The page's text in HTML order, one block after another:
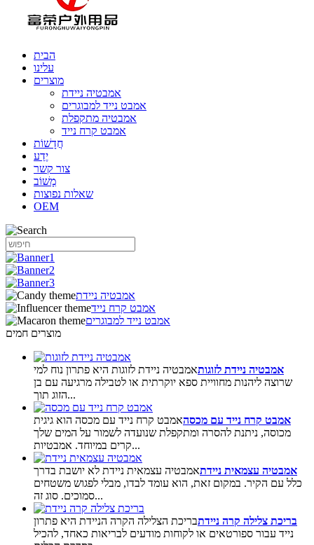
הבית
עלינו
מוצרים
אמבטיה ניידת
אמבט נייד למבוגרים
אמבטיה מתקפלת
אמבט קרח נייד
חֲדָשׁוֹת
יֶדַע
צור קשר
מָשׁוֹב
שאלות נפוצות
OEM
אמבטיה ניידת
אמבט קרח נייד
אמבט נייד למבוגרים
מוצרים חמים
אמבטיה ניידת לזוגותאמבטיה ניידת לזוגות היא פתרון נוח למי
שרוצה ליהנות מחוויית ספא ​​יוקרתית או לטבילה מרגיעה עם בן
הזוג תוך...
אמבט קרח נייד עם מכסהאמבט קרח נייד עם מכסה הוא גיגית
מכוסה, ניתנת להסרה ומתקפלת שנועדה לשמור על המים שלך
קרים במיוחד. אמבטיות...
אמבטיה עצמאית ניידתאמבטיה עצמאית ניידת לא יושבת בדרך
כלל עם הקיר. במקום זאת, הוא עומד לבדו, מבלי לפגוש משטחים
סמוכים. סוג זה...
בריכת צלילה קרה ניידתבריכת הצלילה הקרה הניידת היא פתרון
נייד עבור ספורטאים או לקוחות מודעים לבריאות כאחד, להכיל